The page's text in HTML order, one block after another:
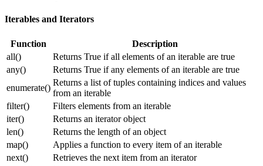
Iterables and Iterators
Function
Description
all()
Returns True if all elements of an iterable are true
any()
Returns True if any elements of an iterable are true
enumerate()
Returns a list of tuples containing indices and values
from an iterable
filter()
Filters elements from an iterable
iter()
Returns an iterator object
len()
Returns the length of an object
map()
Applies a function to every item of an iterable
next()
Retrieves the next item from an iterator